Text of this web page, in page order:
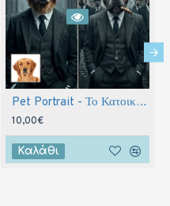
Pet Portrait - Το Κατοικίδιο σας ως Βασιλιάς ή Gangster
10,00€
Καλάθι